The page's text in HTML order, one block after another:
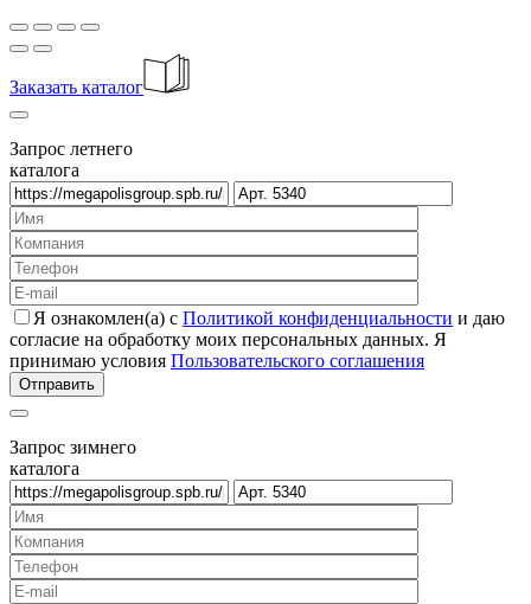
Заказать каталог
Запрос летнего
каталога
Я ознакомлен(а) с Политикой конфиденциальности и даю
согласие на обработку моих персональных данных. Я
принимаю условия Пользовательского соглашения
Запрос зимнего
каталога